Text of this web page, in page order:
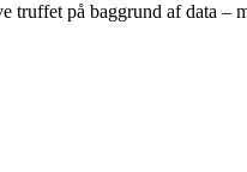
på baggrund af data –